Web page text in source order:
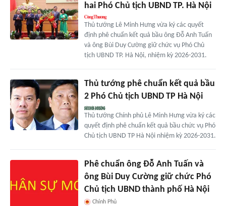
hai Phó Chủ tịch UBND TP. Hà Nội
Thủ tướng Lê Minh Hưng vừa ký các quyết
định phê chuẩn kết quả bầu ông Đỗ Anh Tuấn
và ông Bùi Duy Cường giữ chức vụ Phó Chủ
tịch UBND TP. Hà Nội, nhiệm kỳ 2026-2031.
Thủ tướng phê chuẩn kết quả bầu
2 Phó Chủ tịch UBND TP Hà Nội
Thủ tướng Chính phủ Lê Minh Hưng vừa ký các
quyết định phê chuẩn kết quả bầu chức vụ Phó
Chủ tịch UBND TP Hà Nội nhiệm kỳ 2026-2031.
Phê chuẩn ông Đỗ Anh Tuấn và
ông Bùi Duy Cường giữ chức Phó
Chủ tịch UBND thành phố Hà Nội
Chính Phủ